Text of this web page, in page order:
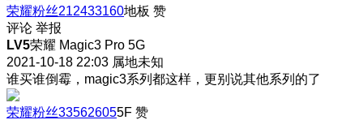
荣耀粉丝212433160地板 赞
评论 举报
LV5荣耀 Magic3 Pro 5G
2021-10-18 22:03 属地未知
谁买谁倒霉，magic3系列都这样，更别说其他系列的了
荣耀粉丝335626055F 赞